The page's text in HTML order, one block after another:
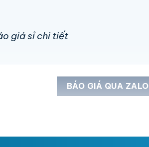
giá sỉ chi tiết
BÁO GIÁ QUA ZALO